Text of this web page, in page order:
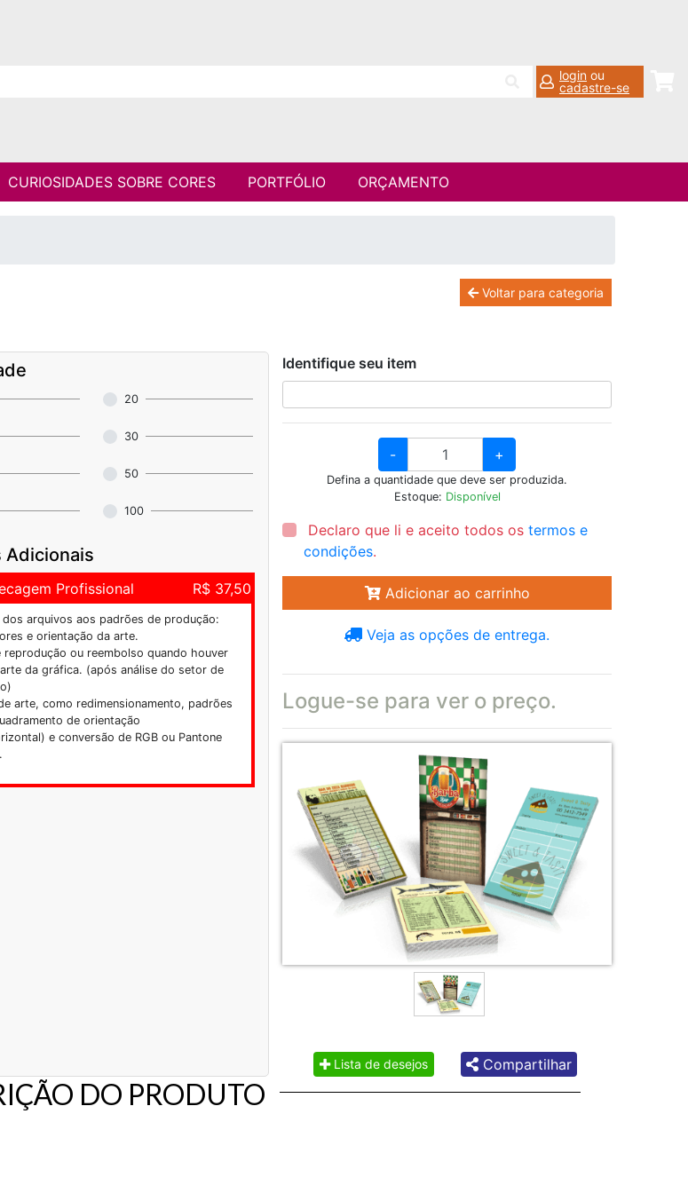
login ou
cadastre-se
CURIOSIDADES SOBRE CORES PORTFÓLIO ORÇAMENTO
Voltar para categoria
20
30
50
100
Adicionais
Profissional R$ 37,50
dos arquivos aos padrões de produção:
e orientação da arte.
reprodução ou reembolso quando houver
da gráfica. (após análise do setor de
arte, como redimensionamento, padrões
de orientação
e conversão de RGB ou Pantone
Identifique seu item
- +
Defina a quantidade que deve ser produzida.
Estoque: Disponível
Declaro que li e aceito todos ostermos e
condições.
Adicionar ao carrinho
Veja as opções de entrega.
Logue-se para ver o preço.
Lista de desejos Compartilhar
DO PRODUTO